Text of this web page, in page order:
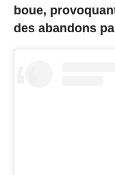
boue,
des abandons